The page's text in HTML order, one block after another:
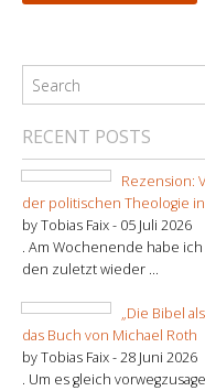
RECENT POSTS
Rezension:
der politischen Theologie
by Tobias Faix - 05 Juli 2026
. Am Wochenende habe
den zuletzt wieder ...
„Die Bibel
das Buch von Michael Roth
by Tobias Faix -28 Juni 2026
. Um es gleich